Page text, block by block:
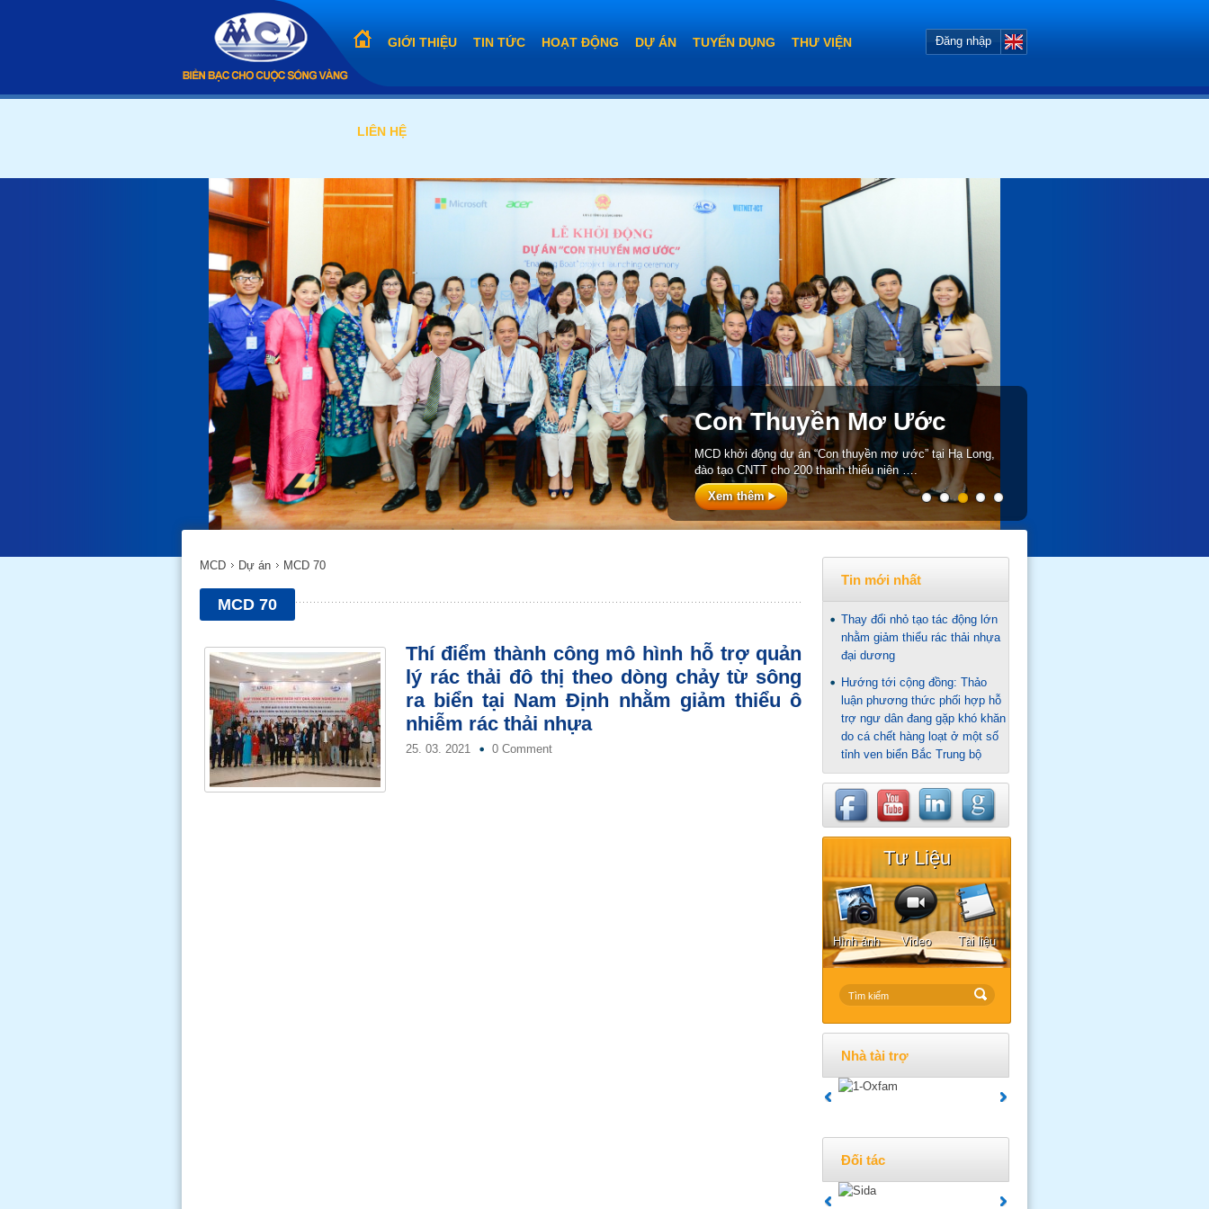
GIỚI THIỆU TIN TỨC HOẠT ĐỘNG DỰ ÁN TUYỂN DỤNG THƯ VIỆN
LIÊN HỆ
Đăng nhập
Con Thuyền Mơ Ước
MCD khởi động dự án “Con thuyền mơ ước” tại Hạ Long,
đào tạo CNTT cho 200 thanh thiếu niên ….
Xem thêm
MCD Dự án MCD 70
MCD 70
Thí điểm thành công mô hình hỗ trợ quản
lý rác thải đô thị theo dòng chảy từ sông
ra biển tại Nam Định nhằm giảm thiểu ô
nhiễm rác thải nhựa
25. 03. 2021 0 Comment
Tin mới nhất
Thay đổi nhỏ tạo tác động lớn
nhằm giảm thiểu rác thải nhựa
đại dương
Hướng tới cộng đồng: Thảo
luận phương thức phối hợp hỗ
trợ ngư dân đang gặp khó khăn
do cá chết hàng loạt ở một số
tỉnh ven biển Bắc Trung bộ
Tư Liệu
Hình ảnh Video Tài liệu
Nhà tài trợ
Đối tác